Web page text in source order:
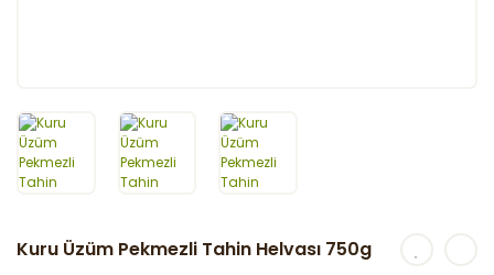
Kuru Üzüm Pekmezli Tahin Helvası 750g